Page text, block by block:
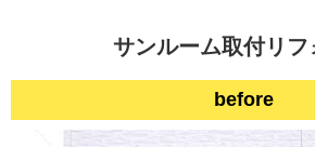
サンルーム取付リフ
before